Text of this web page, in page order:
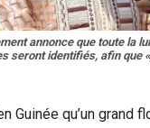
annonce que toute la
seront identifiés, afin que
Guinée qu’un